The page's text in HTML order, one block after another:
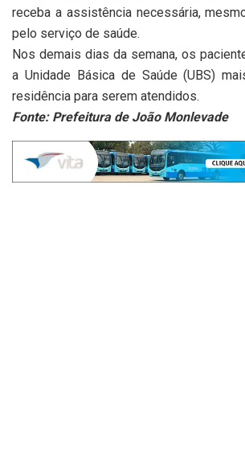
receba a assistência necessária,
pelo serviço de saúde.
Nos demais dias da semana, os
a Unidade Básica de Saúde (UBS)
residência para serem atendidos.
Fonte: Prefeitura de João Monlevade